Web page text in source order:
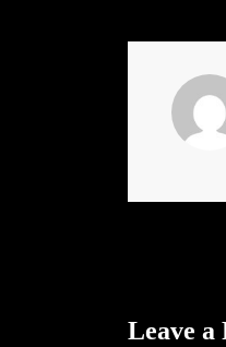
Leave a